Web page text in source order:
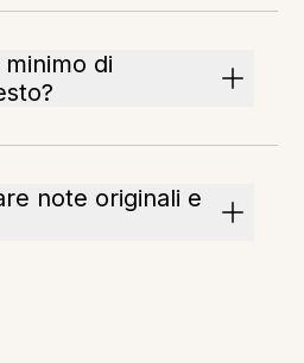
di
note originali e